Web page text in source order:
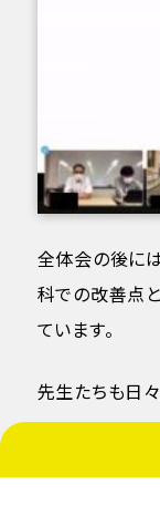
全体会の後に
科での改善点
ています。
先生たちも日